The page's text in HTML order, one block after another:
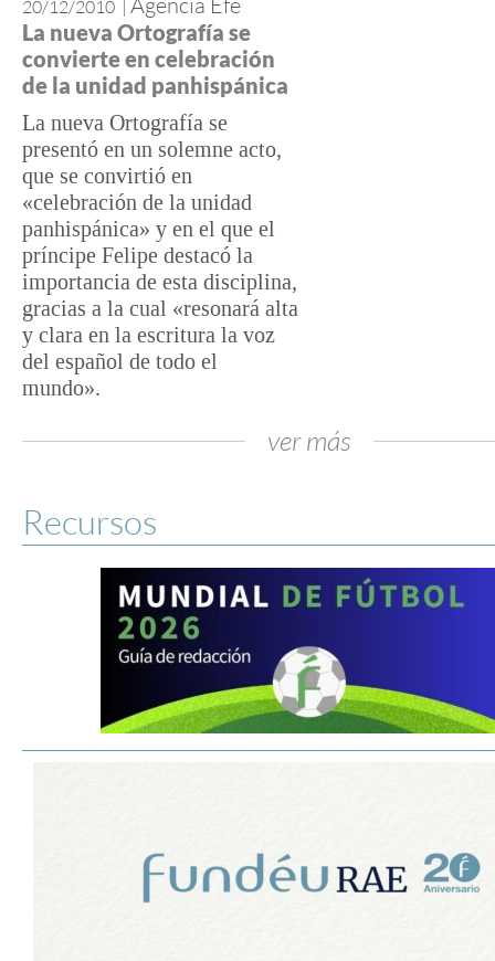
20/12/2010 |
La nueva Ortografía se
convierte en celebración
de la unidad panhispánica
La nueva Ortografía se
presentó en un solemne acto,
que se convirtió en
«celebración de la unidad
panhispánica» y en el que el
príncipe Felipe destacó la
importancia de esta disciplina,
gracias a la cual «resonará alta
y clara en la escritura la voz
del español de todo el
mundo».
ver más
Recursos